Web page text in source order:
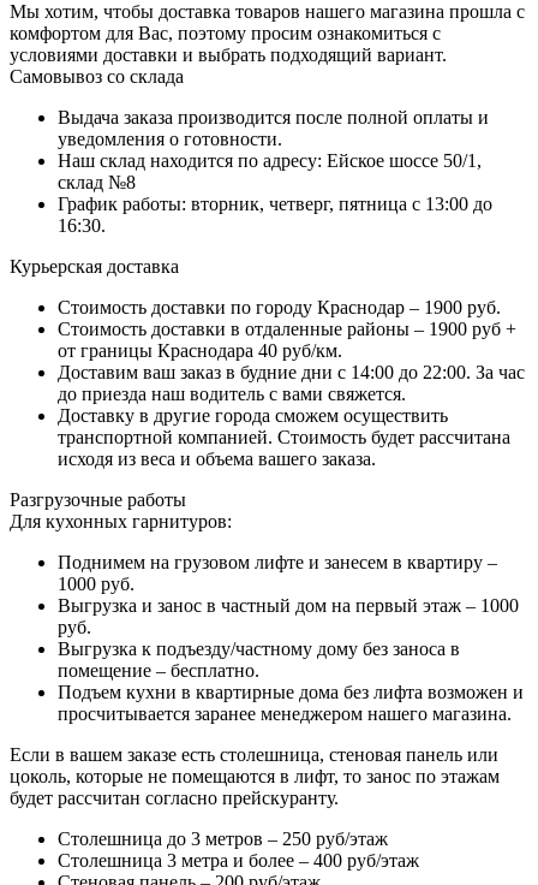
Мы хотим, чтобы доставка товаров нашего магазина прошла с
комфортом для Вас, поэтому просим ознакомиться с
условиями доставки и выбрать подходящий вариант.
Самовывоз со склада
Выдача заказа производится после полной оплаты и
уведомления о готовности.
Наш склад находится по адресу: Ейское шоссе 50/1,
склад №8
График работы: вторник, четверг, пятница с 13:00 до
16:30.
Курьерская доставка
Стоимость доставки по городу Краснодар – 1900 руб.
Стоимость доставки в отдаленные районы – 1900 руб +
от границы Краснодара 40 руб/км.
Доставим ваш заказ в будние дни с 14:00 до 22:00. За час
до приезда наш водитель с вами свяжется.
Доставку в другие города сможем осуществить
транспортной компанией. Стоимость будет рассчитана
исходя из веса и объема вашего заказа.
Разгрузочные работы
Для кухонных гарнитуров:
Поднимем на грузовом лифте и занесем в квартиру –
1000 руб.
Выгрузка и занос в частный дом на первый этаж – 1000
руб.
Выгрузка к подъезду/частному дому без заноса в
помещение – бесплатно.
Подъем кухни в квартирные дома без лифта возможен и
просчитывается заранее менеджером нашего магазина.
Если в вашем заказе есть столешница, стеновая панель или
цоколь, которые не помещаются в лифт, то занос по этажам
будет рассчитан согласно прейскуранту.
Столешница до 3 метров – 250 руб/этаж
Столешница 3 метра и более – 400 руб/этаж